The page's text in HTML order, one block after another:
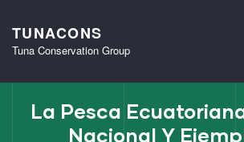
TUNACONS
Tuna Conservation Group
La Pesca
Nacional Y